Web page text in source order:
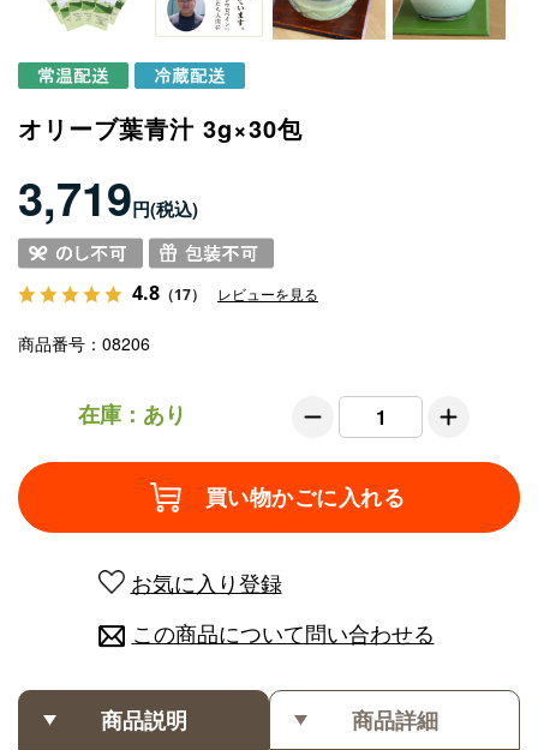
オリーブ葉青汁 3g×30包
3,719円
商品番号 08206
在庫：あり
お気に入り登録
この商品について問い合わせる
4.8 （17） レビューを見る
商品説明 商品詳細